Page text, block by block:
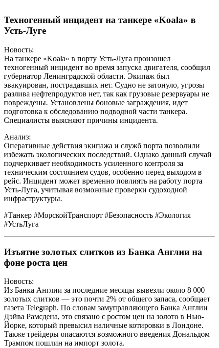
Техногенный инцидент на танкере «Koala» в
Усть-Луге
Новость:
На танкере «Koala» в порту Усть-Луга произошел
техногенный инцидент во время запуска двигателя, сообщил
губернатор Ленинградской области. Экипаж был
эвакуирован, пострадавших нет. Судно не затонуло, угрозы
разлива нефтепродуктов нет, так как грузовые резервуары не
повреждены. Установлены боновые заграждения, идет
подготовка к обследованию подводной части танкера.
Специалисты выясняют причины инцидента.
Анализ:
Оперативные действия экипажа и служб порта позволили
избежать экологических последствий. Однако данный случай
подчеркивает необходимость усиленного контроля за
техническим состоянием судов, особенно перед выходом в
рейс. Инцидент может временно повлиять на работу порта
Усть-Луга, учитывая возможные проверки судоходной
инфраструктуры.
#Танкер #МорскойТранспорт #Безопасность #Экология
#УстьЛуга
Изъятие золотых слитков из Банка Англии на
фоне роста цен
Новость:
Из Банка Англии за последние месяцы вывезли около 8 000
золотых слитков — это почти 2% от общего запаса, сообщает
газета Telegraph. По словам замуправляющего Банка Англии
Дэйва Рамсдена, это связано с ростом цен на золото в Нью-
Йорке, который превысил наличные котировки в Лондоне.
Также трейдеры опасаются возможного введения Дональдом
Трампом пошлин на импорт золота.